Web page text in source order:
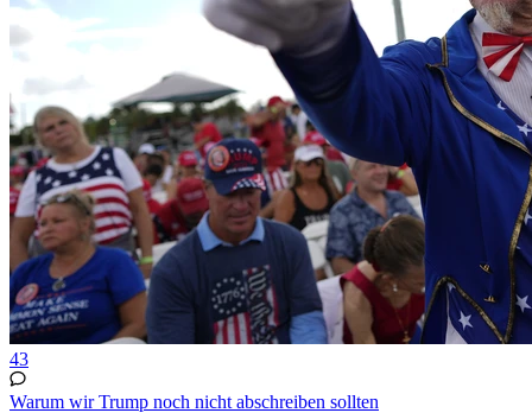
43
Warum wir Trump noch nicht abschreiben sollten